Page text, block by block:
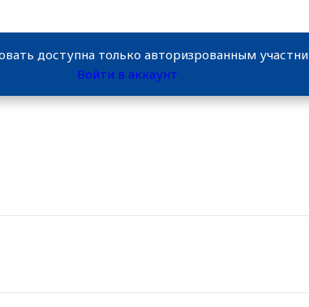
доступна только авторизрованным
Войти в аккаунт